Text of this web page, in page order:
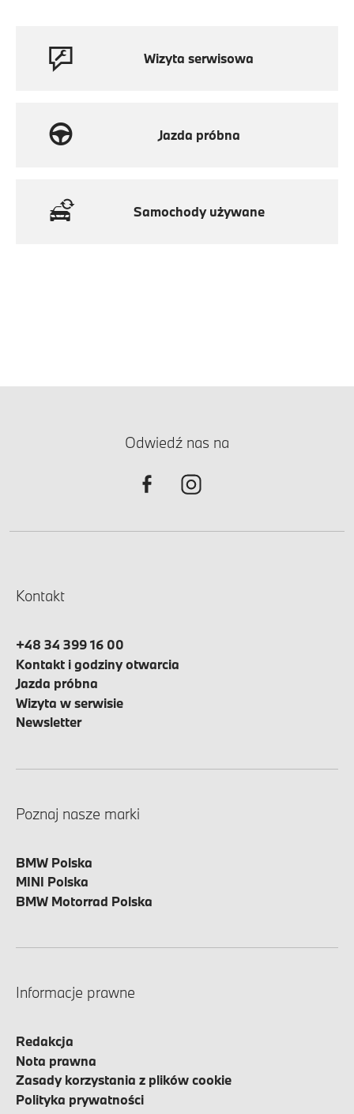
Wizyta serwisowa
Jazda próbna
Samochody używane
Odwiedź nas na
Kontakt
+48 34 399 16 00
Kontakt i godziny otwarcia
Jazda próbna
Wizyta w serwisie
Newsletter
Poznaj nasze marki
BMW Polska
MINI Polska
BMW Motorrad Polska
Informacje prawne
Redakcja
Nota prawna
Zasady korzystania z plików cookie
Polityka prywatności